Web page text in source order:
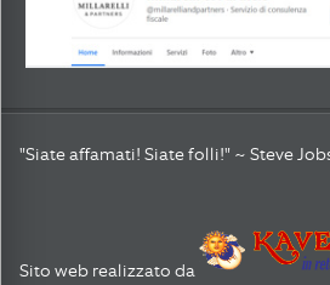
"Siate affamati! Siate folli!" ~ Steve
Sito web realizzato da